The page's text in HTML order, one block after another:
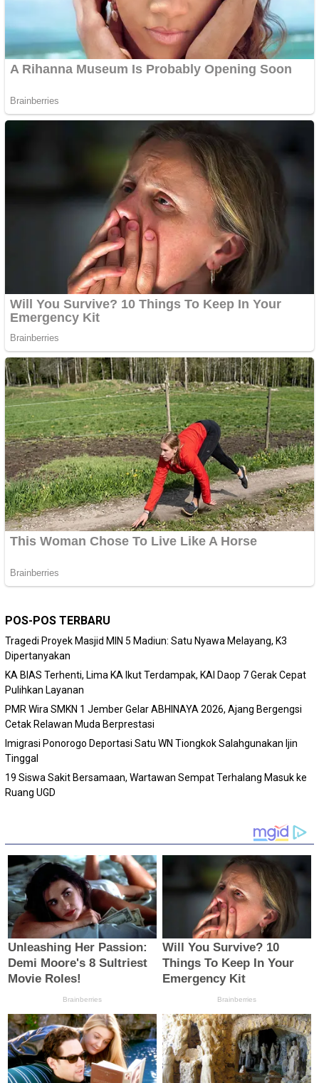
POS-POS TERBARU
Tragedi Proyek Masjid MIN 5 Madiun: Satu Nyawa Melayang, K3
Dipertanyakan
KA BIAS Terhenti, Lima KA Ikut Terdampak, KAI Daop 7 Gerak Cepat
Pulihkan Layanan
PMR Wira SMKN 1 Jember Gelar ABHINAYA 2026, Ajang Bergengsi
Cetak Relawan Muda Berprestasi
Imigrasi Ponorogo Deportasi Satu WN Tiongkok Salahgunakan Ijin
Tinggal
19 Siswa Sakit Bersamaan, Wartawan Sempat Terhalang Masuk ke
Ruang UGD